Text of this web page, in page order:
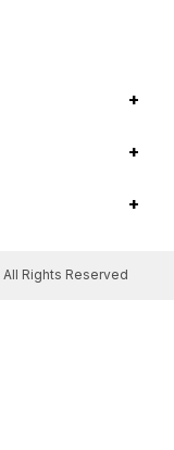
+
+
+
All Rights Reserved